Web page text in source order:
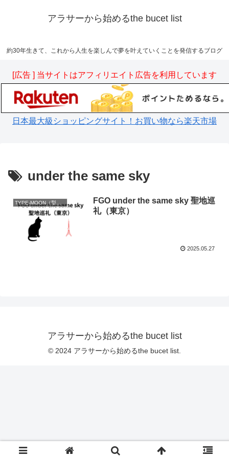
アラサーから始めるthe bucet list
約30年生きて、これから人生を楽しんで夢を叶えていくことを発信するブログ
[広告 ] 当サイトはアフィリエイト広告を利用しています
日本最大級ショッピングサイト！お買い物なら楽天市場
under the same sky
TYPE-MOON（型月）
FGO under the same sky 聖地巡
礼（東京）
2025.05.27
アラサーから始めるthe bucet list
© 2024 アラサーから始めるthe bucet list.